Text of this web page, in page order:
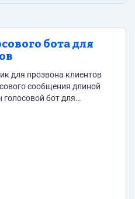
бота для
для прозвона клиентов
сообщения длиной